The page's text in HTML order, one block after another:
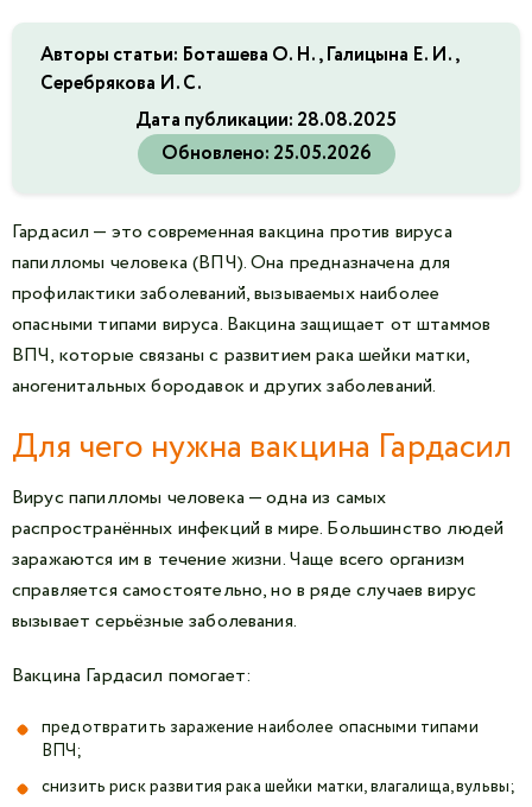
Авторы статьи: Боташева О. Н., Галицына Е. И.,
Серебрякова И. С.
Дата публикации: 28.08.2025
Обновлено: 25.05.2026
Гардасил — это современная вакцина против вируса
папилломы человека (ВПЧ). Она предназначена для
профилактики заболеваний, вызываемых наиболее
опасными типами вируса. Вакцина защищает от штаммов
ВПЧ, которые связаны с развитием рака шейки матки,
аногенитальных бородавок и других заболеваний.
Для чего нужна вакцина Гардасил
Вирус папилломы человека — одна из самых
распространённых инфекций в мире. Большинство людей
заражаются им в течение жизни. Чаще всего организм
справляется самостоятельно, но в ряде случаев вирус
вызывает серьёзные заболевания.
Вакцина Гардасил помогает:
предотвратить заражение наиболее опасными типами
ВПЧ;
снизить риск развития рака шейки матки, влагалища, вульвы;